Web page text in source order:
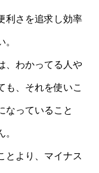
利さを追求し効率
、わかってる人や
も、それを使いこ
なっていること
とより、マイナス